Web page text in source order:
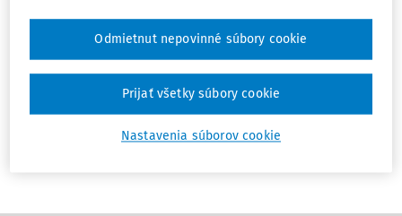
transparentného a vyváženého modelu obslužného.
Zdieľať
Nastavenia súborov cookie
Odmietnut nepovinné súbory cookie
Prijať všetky súbory cookie